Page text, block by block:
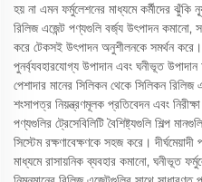
হয় না এমন ফর্মুলেশনের মাধ্যমে কর্মীদের
রিলিজ এজেন্ট পণ্যগুলি বর্জ্য উৎপাদন
করে টেকসই উৎপাদন অনুশীলনকে সমর্থন
পুনর্ব্যবহারযোগ্য উপাদান এবং ঘনীভূত
পেশাদার মানের সিলিকন থেকে সিলিকন
শংসাপত্র নিয়ন্ত্রণমূলক প্রতিবেদন এবং
পণ্যগুলির ট্রেসেবিলিটি বৈশিষ্ট্যগুলি শিল্প
সিস্টেম রক্ষণাবেক্ষণকে সহজ করে।
মাধ্যমে রাসায়নিক ব্যবহার কমানো, ঘনীভূত